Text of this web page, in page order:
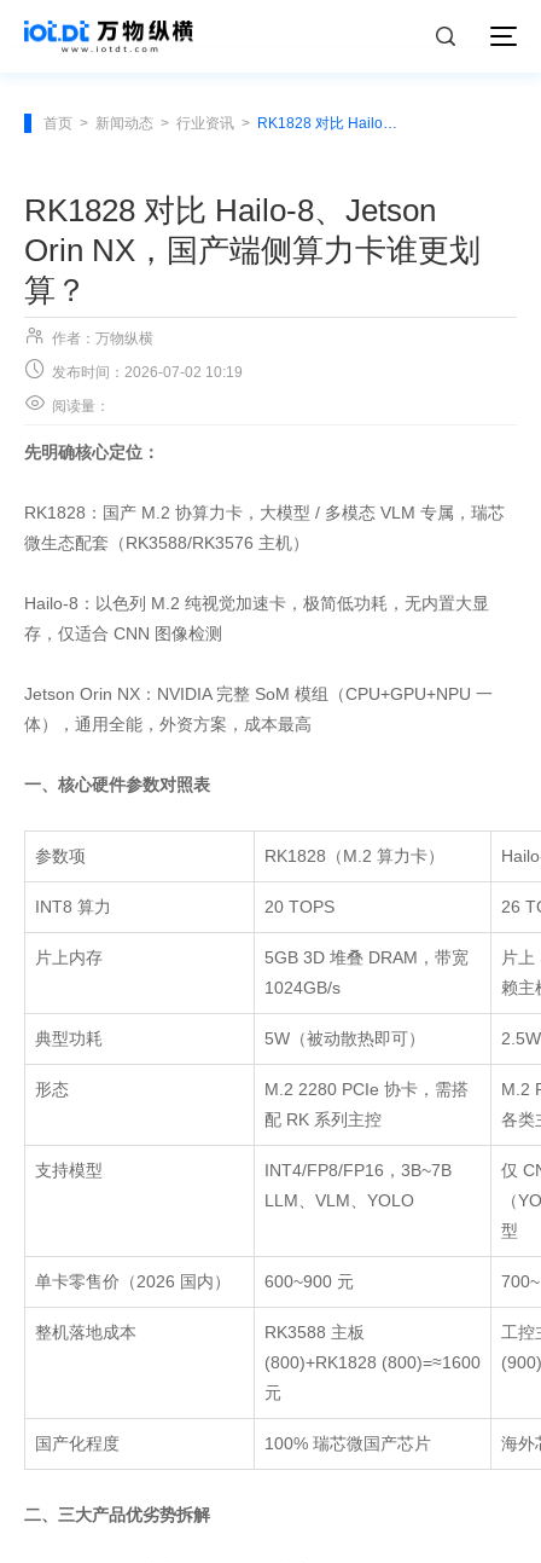
首页 > 新闻动态 > 行业资讯 > RK1828 对比 Hailo-8、Jetson Orin NX，国产端侧算力卡谁更划算？
RK1828 对比 Hailo-8、Jetson
Orin NX，国产端侧算力卡谁更划
算？
 作者：万物纵横
 发布时间：2026-07-02 10:19
 阅读量：
先明确核心定位：
RK1828：国产 M.2 协算力卡，大模型 / 多模态 VLM 专属，瑞芯
微生态配套（RK3588/RK3576 主机）
Hailo-8：以色列 M.2 纯视觉加速卡，极简低功耗，无内置大显
存，仅适合 CNN 图像检测
Jetson Orin NX：NVIDIA 完整 SoM 模组（CPU+GPU+NPU 一
体），通用全能，外资方案，成本最高
一、核心硬件参数对照表
参数项 RK1828 （M.2 算力卡）
INT8 算力 20 TOPS 26
片上内存 5GB 3D 堆叠 DRAM ，带宽
1024GB/s
片上
赖主
典型功耗 5W （被动散热即可） 2.5W
形态 M.2 2280 PCIe 协卡，需搭
配 RK 系列主控
M.2
各类
支持模型 INT4/FP8/FP16 ， 3B~7B
LLM
VLM YOLO
仅
（
型
单卡零售价（2026 国内） 600~900 元
整机落地成本 RK3588 主板
(800)+RK1828 (800)=≈1600
元
工控
国产化程度 100% 瑞芯微国产芯片 海外
二、三大产品优劣势拆解